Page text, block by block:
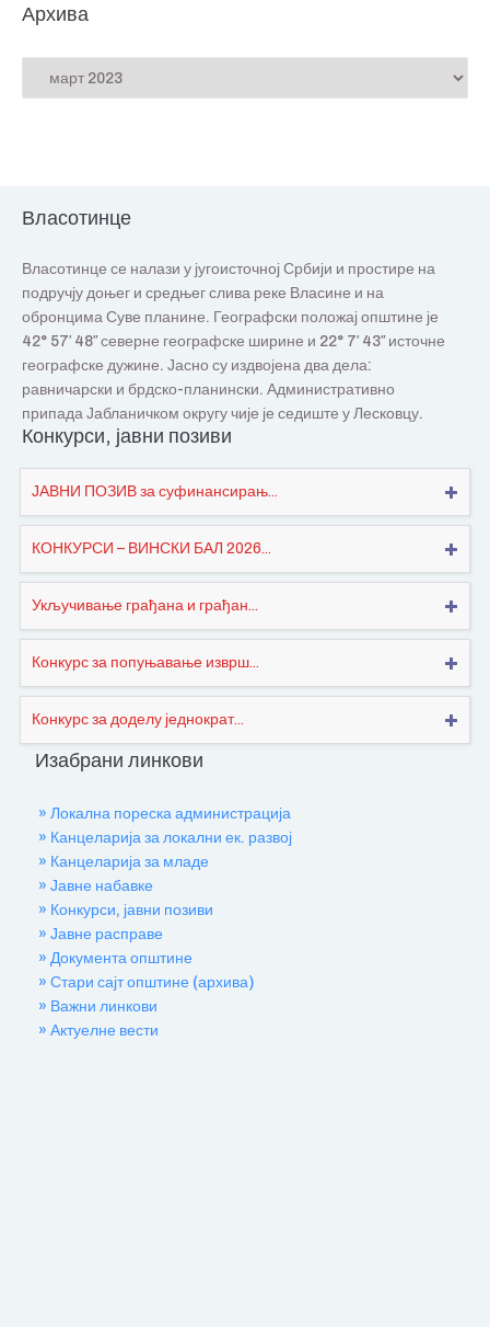
Архива
Власотинце
Власотинце се налази у југоисточној Србији и простире на
подручју доњег и средњег слива реке Власине и на
обронцима Суве планине. Географски положај општине је
42° 57′ 48″ северне географске ширине и 22° 7′ 43″ источне
географске дужине. Јасно су издвојена два дела:
равничарски и брдско-планински. Административно
припада Јабланичком округу чије је седиште у Лесковцу.
Конкурси, јавни позиви
ЈАВНИ ПОЗИВ за суфинансирањ...
КОНКУРСИ – ВИНСКИ БАЛ 2026...
Укључивање грађана и грађан...
Конкурс за попуњавање изврш...
Конкурс за доделу једнократ...
Изабрани линкови
» Локална пореска администрација
» Канцеларија за локални ек. развој
» Канцеларија за младе
» Јавне набавке
» Конкурси, јавни позиви
» Јавне расправе
» Документа општине
» Стари сајт општине (архива)
» Важни линкови
» Актуелне вести